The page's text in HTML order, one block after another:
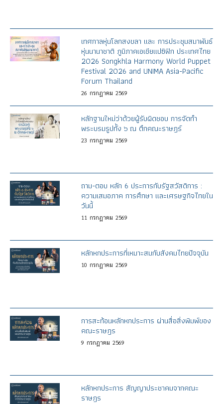
เทศกาลหุ่นโลกสงขลา และ การประชุมสมาพันธ์
หุ่นนานาชาติ ภูมิภาคเอเชียแปซิฟิก ประเทศไทย
2026 Songkhla Harmony World Puppet
Festival 2026 and UNIMA Asia-Pacific
Forum Thailand
26 กรกฎาคม 2569
หลักฐานใหม่ว่าด้วยผู้รับผิดชอบ การจัดทำ
พระบรมรูปทั้ง ๖ ณ ตึกคณะราษฎร์
23 กรกฎาคม 2569
ถาม-ตอบ หลัก 6 ประการกับรัฐสวัสดิการ :
ความเสมอภาค การศึกษา และเศรษฐกิจไทยใน
วันนี้
11 กรกฎาคม 2569
หลักหกประการที่เหมาะสมกับสังคมไทยปัจจุบัน
10 กรกฎาคม 2569
การสะท้อนหลักหกประการ ผ่านสื่อสิ่งพิมพ์ของ
คณะราษฎร
9 กรกฎาคม 2569
หลักหกประการ สัญญาประชาคมจากคณะ
ราษฎร